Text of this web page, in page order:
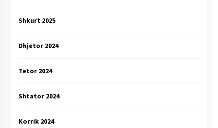
Shkurt 2025
Dhjetor 2024
Tetor 2024
Shtator 2024
Korrik 2024